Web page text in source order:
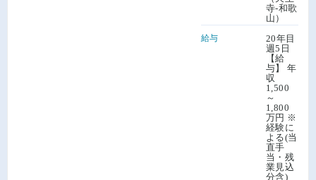
寺-和歌
山）
給与
20年目
週5日
【給
与】 年
収
1,500
～
1,800
万円 ※
経験に
よる(当
直手
当・残
業見込
分含)